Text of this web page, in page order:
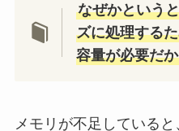
なぜかという
ズに処理する
容量が必要だ
メモリが不足している